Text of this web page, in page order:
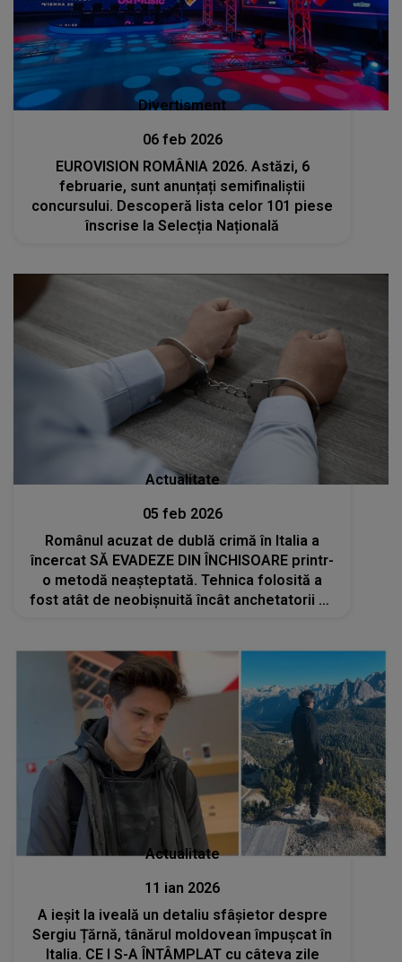
Divertisment
06 feb 2026
EUROVISION ROMÂNIA 2026. Astăzi, 6
februarie, sunt anunțați semifinaliștii
concursului. Descoperă lista celor 101 piese
înscrise la Selecția Națională
Actualitate
05 feb 2026
Românul acuzat de dublă crimă în Italia a
încercat SĂ EVADEZE DIN ÎNCHISOARE printr-
o metodă neașteptată. Tehnica folosită a
fost atât de neobișnuită încât anchetatorii au
Actualitate
11 ian 2026
A ieșit la iveală un detaliu sfâșietor despre
Sergiu Țărnă, tânărul moldovean împușcat în
Italia. CE I S-A ÎNTÂMPLAT cu câteva zile